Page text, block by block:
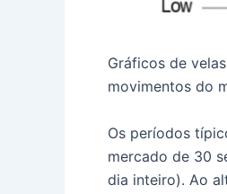
Gráficos de
movimentos do
Os períodos
mercado de 30
dia inteiro). Ao